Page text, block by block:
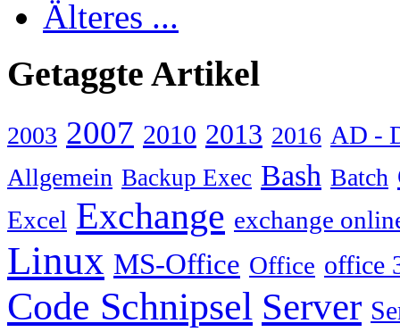
Älteres ...
Getaggte Artikel
2003 2007 2010 2013 2016 AD -
Allgemein Backup Exec Bash Batch
Excel Exchange exchange
Linux MS-Office Office office
Code Schnipsel Server